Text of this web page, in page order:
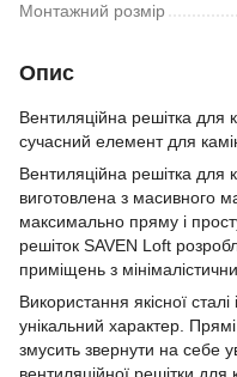
Монтажний розмір
Опис
Вентиляційна решітка для
сучасний елемент для
Вентиляційна решітка для
виготовлена з масивного
максимально пряму і
решіток SAVEN Loft
приміщень з
Використання якісної
унікальний характер. Прямі
змусить звернути на себе